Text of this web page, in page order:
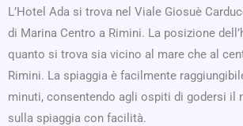
L’Hotel Ada si trova nel Viale Giosuè
di Marina Centro a Rimini. La posizione
quanto si trova sia vicino al mare che al
Rimini. La spiaggia è facilmente
minuti, consentendo agli ospiti di godersi il
sulla spiaggia con facilità.